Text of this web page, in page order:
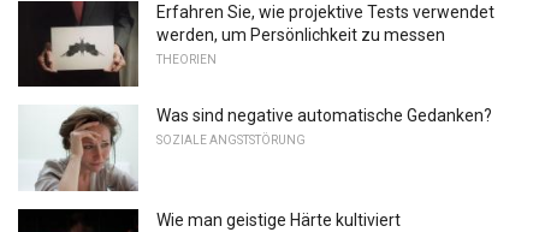
Erfahren Sie, wie projektive Tests verwendet
werden, um Persönlichkeit zu messen
THEORIEN
Was sind negative automatische Gedanken?
SOZIALE ANGSTSTÖRUNG
Wie man geistige Härte kultiviert